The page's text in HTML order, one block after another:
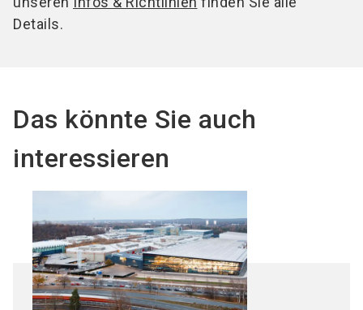
Details.
Das könnte Sie auch
interessieren